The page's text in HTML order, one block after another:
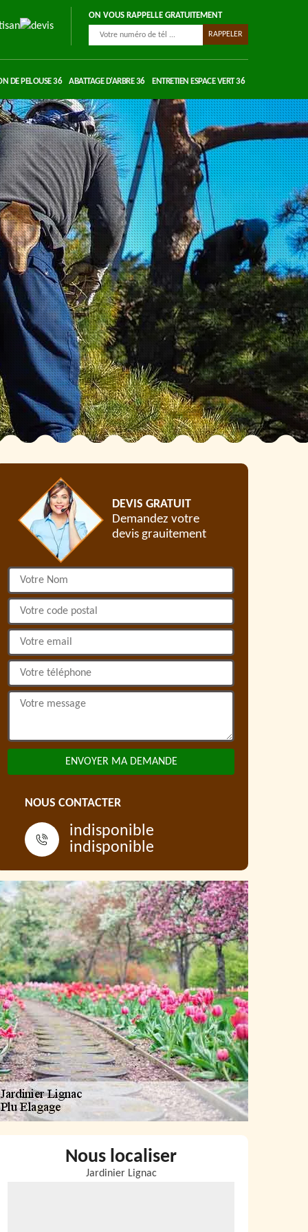
ON VOUS RAPPELLE GRATUITEMENT
DE PELOUSE 36 ABATTAGE D'ARBRE 36 ENTRETIEN ESPACE VERT 36
DEVIS GRATUIT
Demandez votre
devis grauitement
NOUS CONTACTER
indisponible
indisponible
Nous localiser
Jardinier Lignac